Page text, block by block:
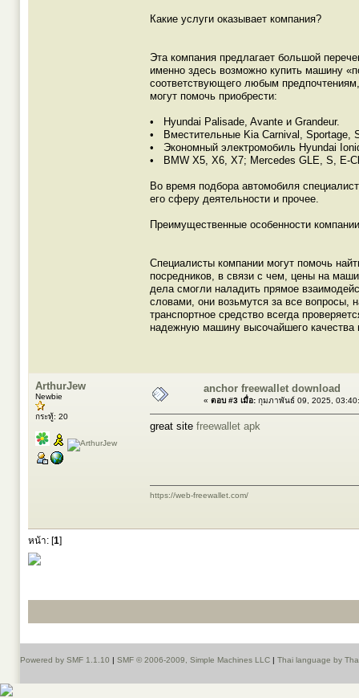
Какие услуги оказывает компания?
Эта компания предлагает большой
именно здесь возможно купить машину
соответствующего любым
могут помочь приобрести:
• Hyundai Palisade, Avante и Grandeur.
• Вместительные Kia Carnival, Sportage,
• Экономный электромобиль Hyundai
• BMW X5, X6, X7; Mercedes GLE, S, E-
Во время подбора автомобиля
его сферу деятельности и прочее.
Преимущественные особенности компании
Специалисты компании могут помочь
посредников, в связи с чем, цены на
дела смогли наладить прямое
словами, они возьмутся за все вопросы,
транспортное средство всегда
надежную машину высочайшего качества
ArthurJew
Newbie
กระทู้: 20
anchor freewallet download
« ตอบ #3 เมื่อ: กุมภาพันธ์ 09, 2025,
great site freewallet apk
https://web-freewallet.com/
หน้า: [1]
Powered by SMF 1.1.10 | SMF © 2006-2009, Simple Machines LLC | Thai language by